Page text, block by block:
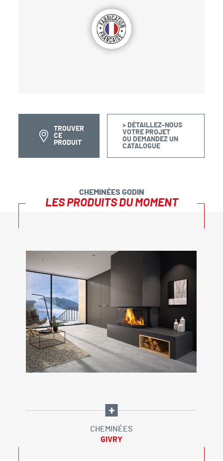
TROUVER
CE
PRODUIT
> DÉTAILLEZ-NOUS
VOTRE PROJET
OU DEMANDEZ UN
CATALOGUE
CHEMINÉES GODIN
LES PRODUITS DU MOMENT
GIVRY
CHEMINÉES